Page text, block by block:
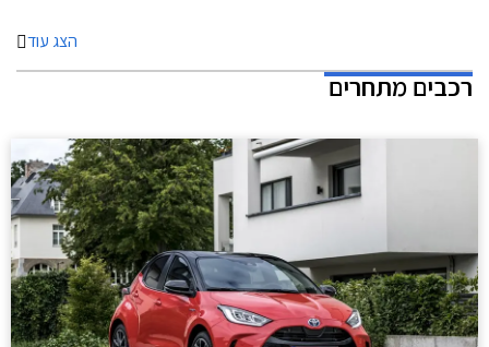
הצג עוד
רכבים מתחרים